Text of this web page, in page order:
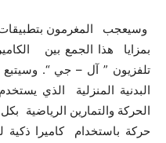
وسيعجب المغرمون بتطبيقات
بمزايا هذا الجمع بين
البدنية المنزلية الذي
الحركة والتمارين الرياضية
حركة باستخدام كاميرا ذكية